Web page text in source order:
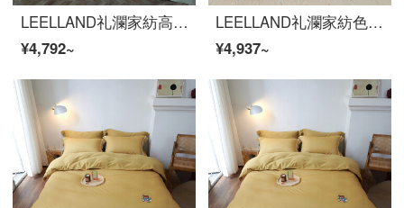
LEELLAND礼瀾家紡高品質60本の綿綿綿綿綿綿綿綿綿綿綿綿綿綿綿刺繍ベッドの上の4点セットの純綿刺繍ベッドセット雲錦1.8-2.0メートルベッド/220*240 cm
¥4,792~
LEELLAND礼瀾家紡色織のジャカードは60 Sの研磨と秋冬保温の全綿のベッドの上で4件のセットAB版の厚い純綿の4件のセットの官黛1.8-2.0メートルのベッド/220*240 cmの布団カバーをつづり合わせます。
¥4,937~